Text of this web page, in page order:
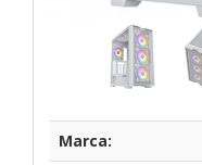
Marca: